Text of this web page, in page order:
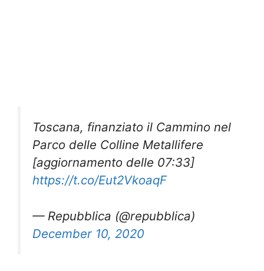
Toscana, finanziato il Cammino nel
Parco delle Colline Metallifere
[aggiornamento delle 07:33]
https://t.co/Eut2VkoaqF
— Repubblica (@repubblica)
December 10, 2020